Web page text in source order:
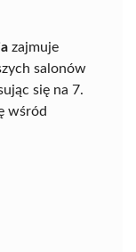
zajmuje
salonów
się na 7.
wśród